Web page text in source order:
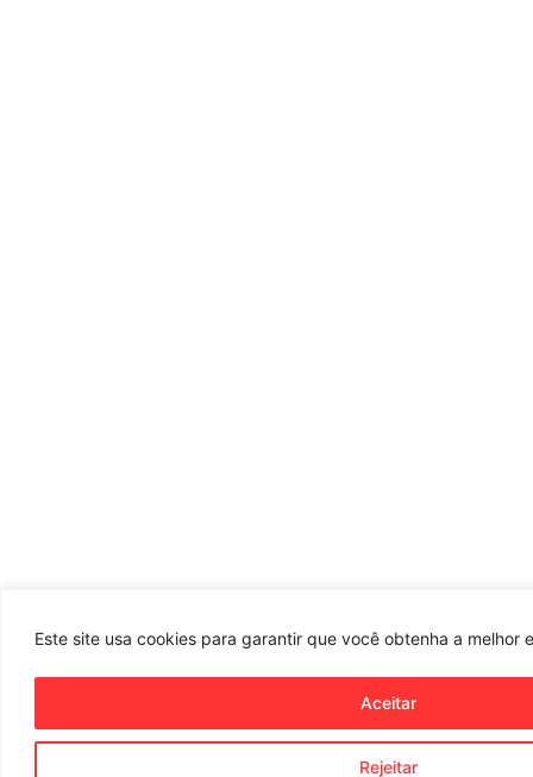
Este site usa cookies para garantir que você obtenha a melhor
Rejeitar
Aceitar